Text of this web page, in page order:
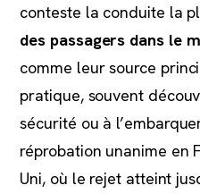
conteste la conduite la
des passagers dans le
comme leur source
pratique, souvent
sécurité ou à
réprobation unanime en
Uni, où le rejet atteint